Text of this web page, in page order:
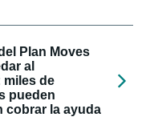
Plan Moves
al
de
pueden
cobrar la ayuda